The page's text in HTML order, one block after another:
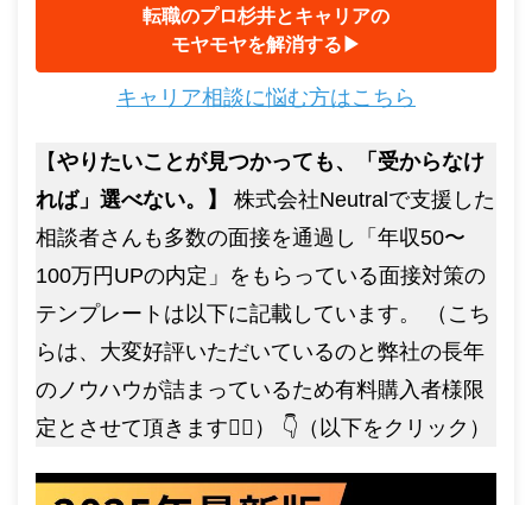
転職のプロ杉井とキャリアの
モヤモヤを解消する▶︎
キャリア相談に悩む方はこちら
【やりたいことが見つかっても、「受からなけ
れば」選べない。】
株式会社Neutralで支援した
相談者さんも多数の面接を通過し「年収50〜
100万円UPの内定」をもらっている面接対策の
テンプレートは以下に記載しています。 （こち
らは、大変好評いただいているのと弊社の長年
のノウハウが詰まっているため有料購入者様限
定とさせて頂きます🙇‍♂️） 👇（以下をクリック）